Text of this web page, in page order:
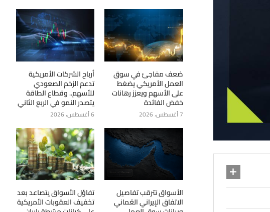
ضعف مفاجئ في سوق
العمل الأمريكي يضغط
على الأسهم ويعزز رهانات
خفض الفائدة
7 أغسطس، 2026
أرباح الشركات الأمريكية
تدعم الزخم الصعودي
للأسهم.. وقطاع الطاقة
يتصدر النمو في الربع الثاني
6 أغسطس، 2026
الأسواق تترقب تفاصيل
الاتفاق الإيراني العُماني
تفاؤل الأسواق يتصاعد بعد
تخفيف العقوبات الأمريكية